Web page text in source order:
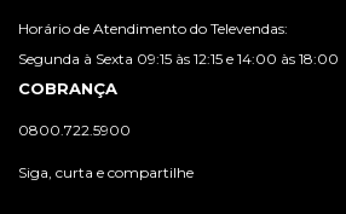
Horário de Atendimento do Televendas:
Segunda à Sexta 09:15 às 12:15 e 14:00 às 18:00
COBRANÇA
0800.722.5900
Siga, curta e compartilhe